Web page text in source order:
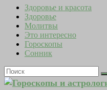
Здоровье и красота
Здоровье
Молитвы
Это интересно
Гороскопы
Сонник
Гороскопы и